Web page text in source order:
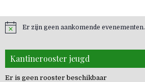
Er zijn geen aankomende evenementen.
Kantinerooster jeugd
Er is geen rooster beschikbaar